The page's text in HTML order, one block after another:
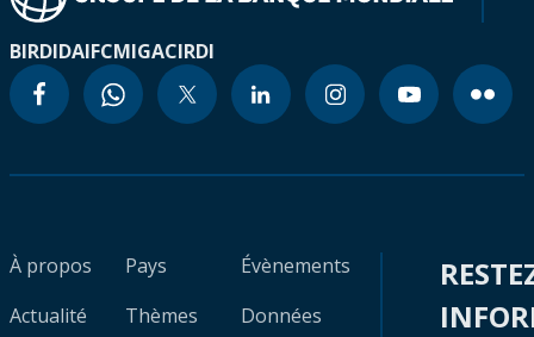
BIRDIDAIFCMIGACIRDI
À propos
Actualité
Pays
Thèmes
Évènements
Données